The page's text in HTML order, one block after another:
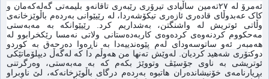
ئەمرۆ لە ٢٧تەمین ساڵیادی تیرۆری رێبەری تاقانەو بلیمەتی گەلەکەمان و
کاک عەبدوڵای قادەری ئازەری تیکۆشەردا، لە رێپێوانی بەردەم باڵوێزخانەی
وڵاتی ئوتریش لە واشنگتن، بەشداریم کرد. رێپێوانکە بە مەبەستی
مەحکووم کردنەوەی کردەوەی کاربەدەستانی ولاتی نەمسا رێکخرابوو لە
هەمبەر ئەو ساتوسەودای لەم پێوەندییەدا بە ناڕەوا دەرحەق بە کوردو
دوکتۆری شەهید کردیان. لەوێش تەنها من هەوڵم دا کە لەگەڵ دیپلۆماتێکی
ئوتریشی بە ناوی جۆسێڤ وتووێژ بکەم کە بە مەبەستی، وەرگرتنی
بڕیارنامەی خۆنیشاندەران هاتبوە بەردەم درگای باڵوێزخانەکە، لێ ناوبراو